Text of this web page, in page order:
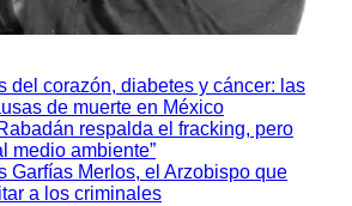
del corazón, diabetes y cáncer: las
de muerte en México
respalda el fracking, pero
medio ambiente”
Garfías Merlos, el Arzobispo que
a los criminales